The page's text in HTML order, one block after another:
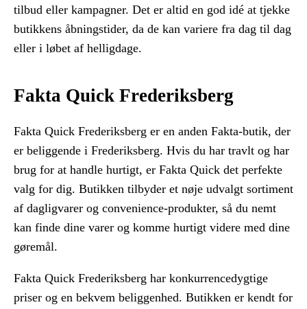
tilbud eller kampagner. Det er altid en god idé at tjekke
butikkens åbningstider, da de kan variere fra dag til dag
eller i løbet af helligdage.
Fakta Quick Frederiksberg
Fakta Quick Frederiksberg er en anden Fakta-butik, der
er beliggende i Frederiksberg. Hvis du har travlt og har
brug for at handle hurtigt, er Fakta Quick det perfekte
valg for dig. Butikken tilbyder et nøje udvalgt sortiment
af dagligvarer og convenience-produkter, så du nemt
kan finde dine varer og komme hurtigt videre med dine
gøremål.
Fakta Quick Frederiksberg har konkurrencedygtige
priser og en bekvem beliggenhed. Butikken er kendt for